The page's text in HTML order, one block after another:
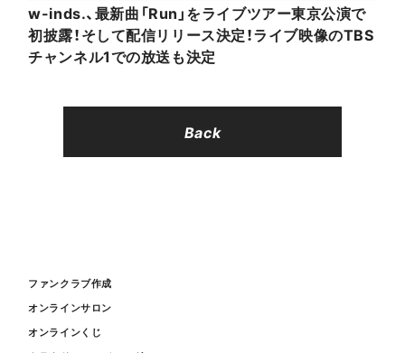
w-inds.、最新曲「Run」をライブツアー東京公演で
初披露！そして配信リリース決定！ライブ映像のTBS
チャンネル1での放送も決定
Back
ファンクラブ作成
オンラインサロン
オンラインくじ